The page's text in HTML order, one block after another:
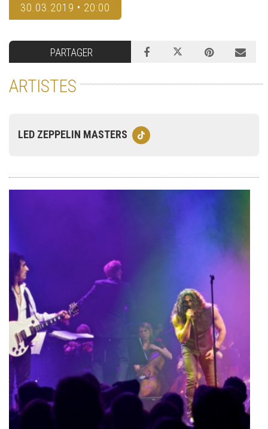
30.03.2019 • 20:00
PARTAGER
ARTISTES
LED ZEPPELIN MASTERS